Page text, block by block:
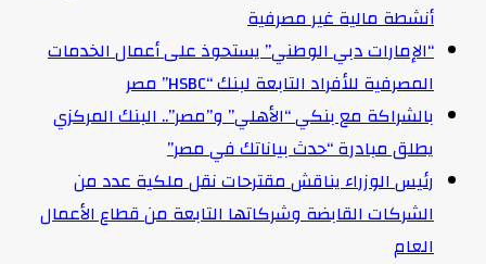
أنشطة مالية غير مصرفية
“الإمارات دبي الوطني” يستحوذ على أعمال الخدمات
المصرفية للأفراد التابعة لبنك “HSBC” مصر
بالشراكة مع بنكي “الأهلي” و”مصر”.. البنك المركزي
يطلق مبادرة “حدث بياناتك في مصر”
رئيس الوزراء يناقش مقترحات نقل ملكية عدد من
الشركات القابضة وشركاتها التابعة من قطاع الأعمال
العام